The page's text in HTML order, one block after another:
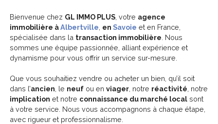
Bienvenue chez GL IMMO PLUS , votre agence
immobilière àAlbertville en Savoie et en France,
spécialisée dans la transaction immobilière . Nous
sommes une équipe passionnée, alliant expérience et
dynamisme pour vous offrir un service sur-mesure.
Que vous souhaitiez vendre ou acheter un bien, qu’il soit
dans l’ancien , le neuf ou en viager , notre réactivité , notre
implication et notre connaissance du marché local sont
à votre service. Nous vous accompagnons à chaque étape,
avec rigueur et professionnalisme.